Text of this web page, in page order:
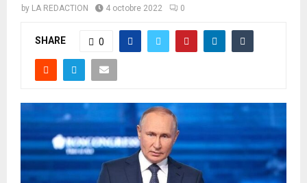
by LA REDACTION 4 octobre 2022 0
SHARE 0